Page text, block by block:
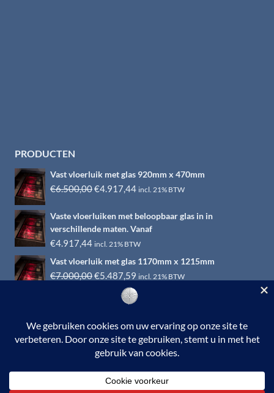
PRODUCTEN
Vast vloerluik met glas 920mm x 470mm
€6.500,00Oorspronkelijke
was:
€6.500,00.
€4.917,44Huidige
is:
€4.917,44.
incl. 21% BTW
Vaste vloerluiken met beloopbaar glas in in
verschillende maten. Vanaf
€4.917,44 incl. 21% BTW
Vast vloerluik met glas 1170mm x 1215mm
€7.000,00Oorspronkelijke
€5.487,59 Huidige
prijs
is:
incl. 21% BTW
© 2026 RVS-woonwinkel.nl is een onderdeel van HTI-RVS |
BTW nr. NL002145483B31 | KvKnr. 09088773 | NL95